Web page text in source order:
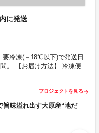
に発送
要冷凍(－18℃以下)で発送日
。 【お届け方法】 冷凍便
プロジェクトを見る arrow_forward
旨味溢れ出す大原産“地だ